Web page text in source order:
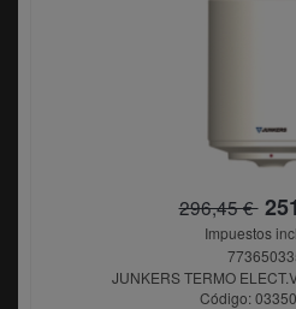
296,45 €
Impuestos
JUNKERS TERMO
Código: